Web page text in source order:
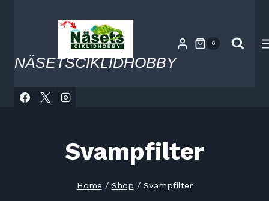
NÄSETSCIKLIDHOBBY
0
Svampfilter
Home / Shop / Svampfilter